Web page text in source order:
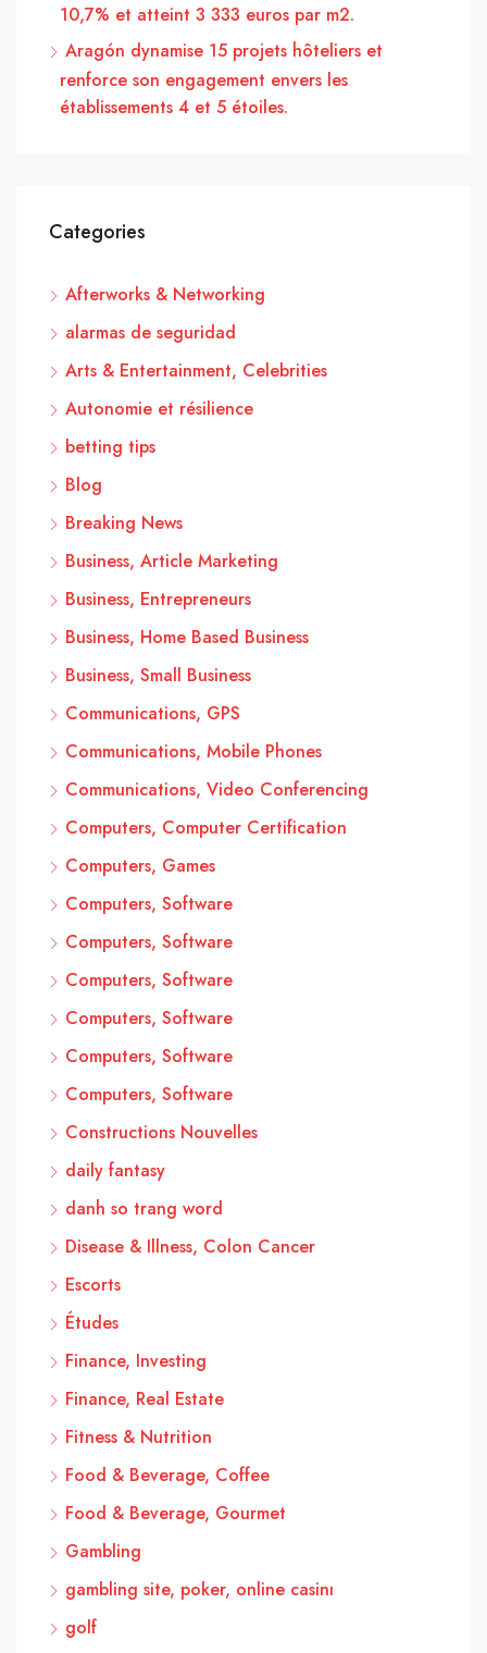
10,7% et atteint 3 333 euros par m2.
Aragón dynamise 15 projets hôteliers et
renforce son engagement envers les
établissements 4 et 5 étoiles.
Categories
Afterworks & Networking
alarmas de seguridad
Arts & Entertainment, Celebrities
Autonomie et résilience
betting tips
Blog
Breaking News
Business, Article Marketing
Business, Entrepreneurs
Business, Home Based Business
Business, Small Business
Communications, GPS
Communications, Mobile Phones
Communications, Video Conferencing
Computers, Computer Certification
Computers, Games
Computers, Software
Computers, Software
Computers, Software
Computers, Software
Computers, Software
Computers, Software
Constructions Nouvelles
daily fantasy
danh so trang word
Disease & Illness, Colon Cancer
Escorts
Études
Finance, Investing
Finance, Real Estate
Fitness & Nutrition
Food & Beverage, Coffee
Food & Beverage, Gourmet
Gambling
gambling site, poker, online casinı
golf